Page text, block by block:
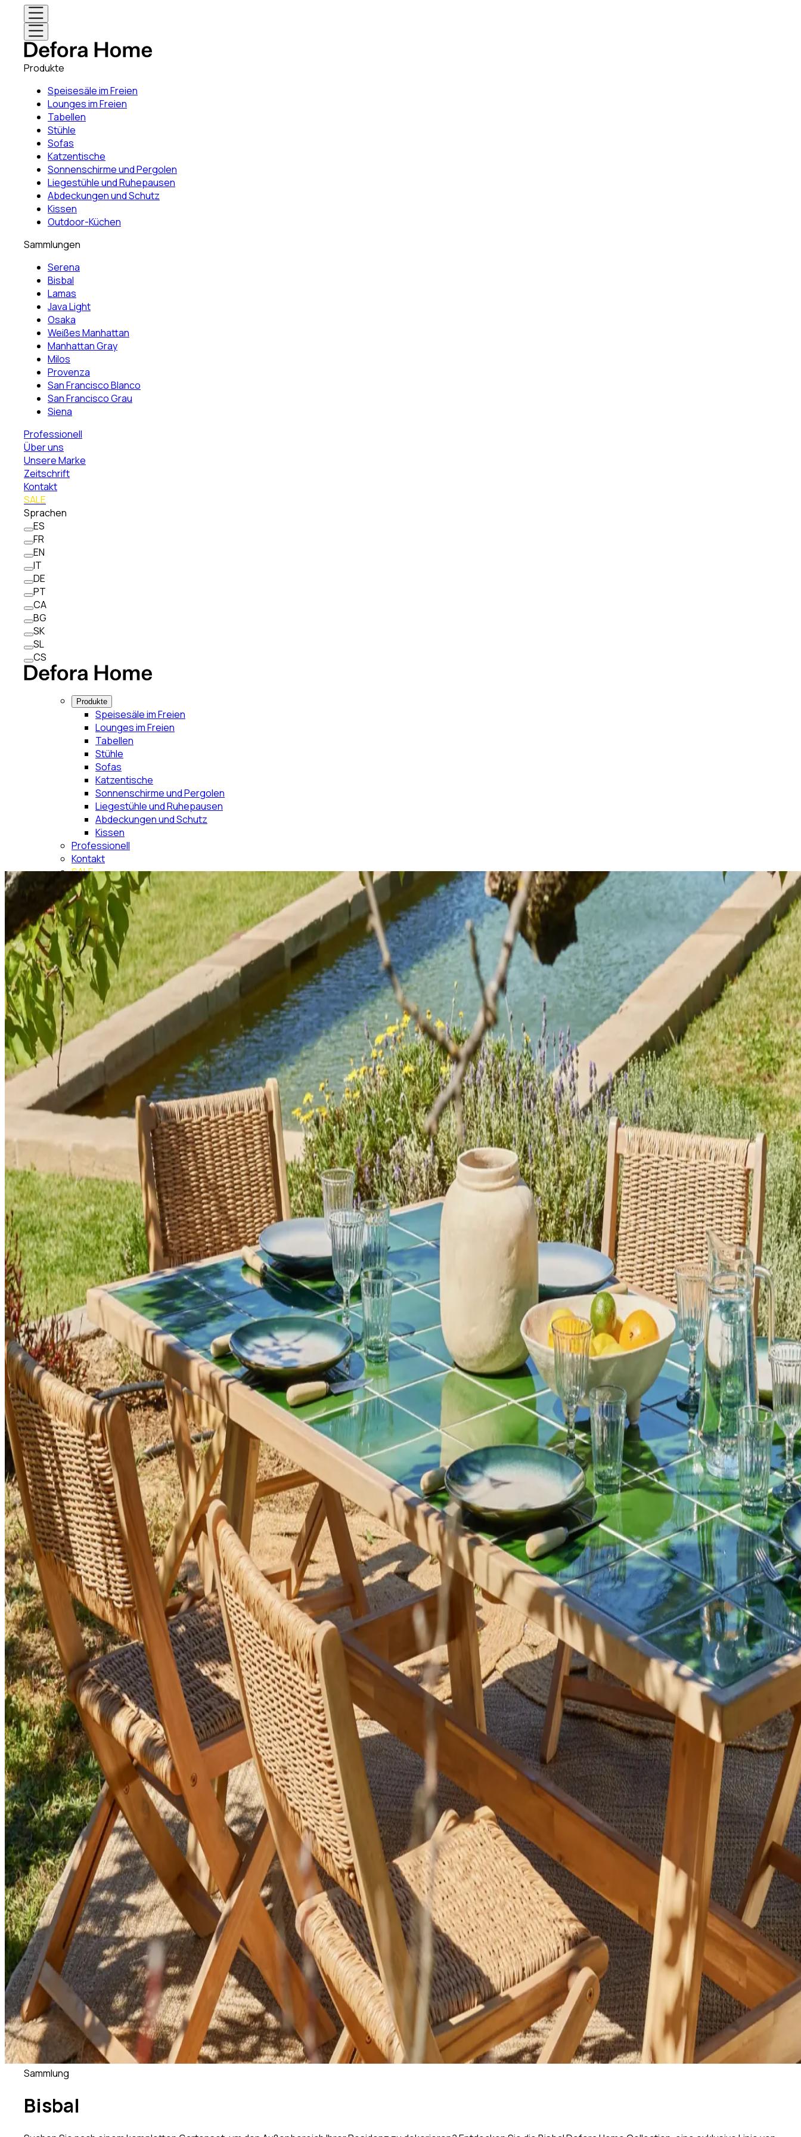
Produkte
Speisesäle im Freien
Lounges im Freien
Tabellen
Stühle
Sofas
Katzentische
Sonnenschirme und Pergolen
Liegestühle und Ruhepausen
Abdeckungen und Schutz
Kissen
Outdoor-Küchen
Sammlungen
Serena
Bisbal
Lamas
Java Light
Osaka
Weißes Manhattan
Manhattan Gray
Milos
Provenza
San Francisco Blanco
San Francisco Grau
Siena
Professionell
Über uns
Unsere Marke
Zeitschrift
Kontakt
SALE
Sprachen
ES
FR
EN
IT
DE
PT
CA
BG
SK
SL
CS
Produkte
Speisesäle im Freien
Lounges im Freien
Tabellen
Stühle
Sofas
Katzentische
Sonnenschirme und Pergolen
Liegestühle und Ruhepausen
Abdeckungen und Schutz
Kissen
Professionell
Kontakt
SALE
Suche
Sammlung
Bisbal